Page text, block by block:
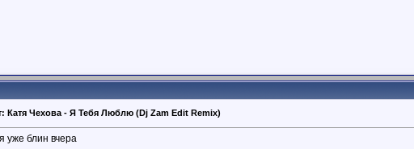
Катя Чехова - Я Тебя Люблю (Dj Zam Edit Remix)
уже блин вчера